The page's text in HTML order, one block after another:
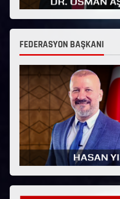
FEDERASYON BAŞKANI